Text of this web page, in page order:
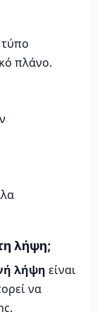
τύπο
πλάνο.
λήψη;
λήψη είναι
να